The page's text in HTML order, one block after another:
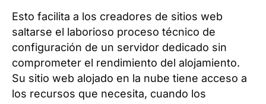
Esto facilita a los creadores de sitios web
saltarse el laborioso proceso técnico de
configuración de un servidor dedicado sin
comprometer el rendimiento del alojamiento.
Su sitio web alojado en la nube tiene acceso a
los recursos que necesita, cuando los